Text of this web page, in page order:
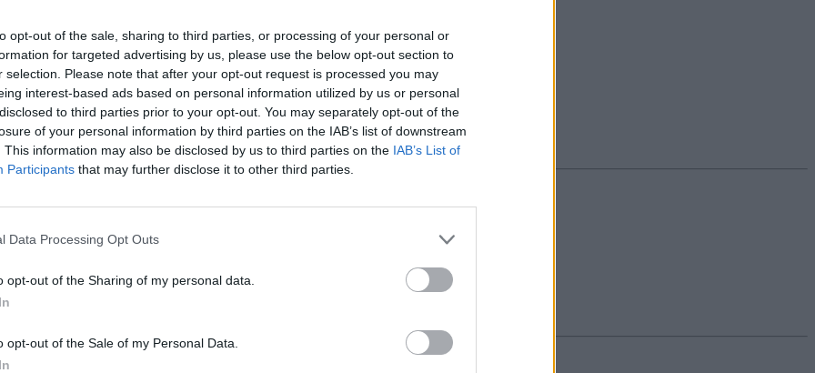
opt-out of the sale, sharing to third parties, or processing of your personal or
for targeted advertising by us, please use the below opt-out section to
selection. Please note that after your opt-out request is processed you may
interest-based ads based on personal information utilized by us or personal
to third parties prior to your opt-out. You may separately opt-out of the
of your personal information by third parties on the IAB’s list of downstream
This information may also be disclosed by us to third parties on the IAB’s List of
Participants that may further disclose it to other third parties.
Data Processing Opt Outs
opt-out of the Sharing of my personal data.
opt-out of the Sale of my Personal Data.